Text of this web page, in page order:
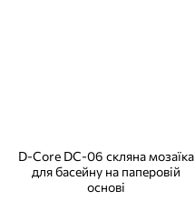
D-Core DC-06 скляна мозаїка
для басейну на паперовій
основі